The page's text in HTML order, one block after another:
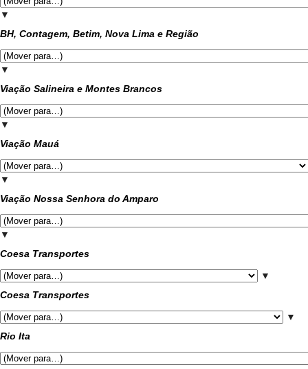
▼
BH, Contagem, Betim, Nova Lima e Região
▼
Viação Salineira e Montes Brancos
▼
Viação Mauá
▼
Viação Nossa Senhora do Amparo
▼
Coesa Transportes
▼
Coesa Transportes
▼
Rio Ita